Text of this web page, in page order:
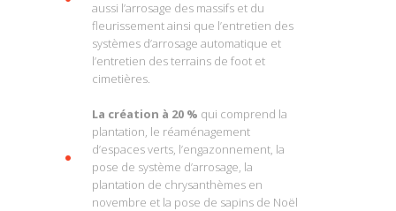
aussi l’arrosage des massifs et du
fleurissement ainsi que l’entretien des
systèmes d’arrosage automatique et
l’entretien des terrains de foot et
cimetières.
La création à 20 % qui comprend la
plantation, le réaménagement
d’espaces verts, l’engazonnement, la
pose de système d’arrosage, la
plantation de chrysanthèmes en
novembre et la pose de sapins de Noël